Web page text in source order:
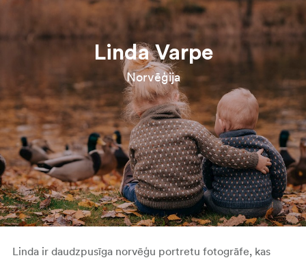
Linda Varpe
Norvēģija
Linda ir daudzpusīga norvēģu portretu fotogrāfe, kas